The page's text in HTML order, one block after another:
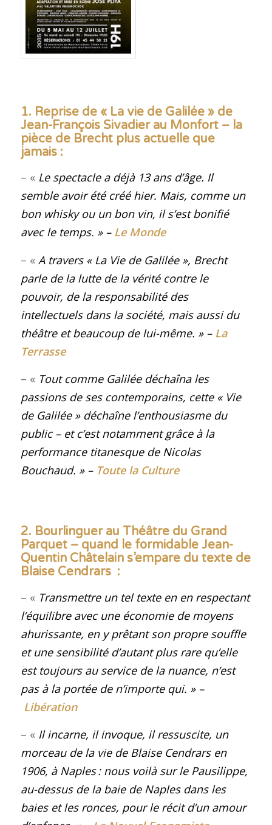
1. Reprise de « La vie de Galilée » de
Jean-François Sivadier au Monfort – la
pièce de Brecht plus actuelle que
jamais :
– « Le spectacle a déjà 13 ans d’âge. Il
semble avoir été créé hier. Mais, comme un
bon whisky ou un bon vin, il s’est bonifié
avec le temps. » – Le Monde
– « A travers « La Vie de Galilée », Brecht
parle de la lutte de la vérité contre le
pouvoir, de la responsabilité des
intellectuels dans la société, mais aussi du
théâtre et beaucoup de lui-même. » – La
Terrasse
– « Tout comme Galilée déchaîna les
passions de ses contemporains, cette « Vie
de Galilée » déchaîne l’enthousiasme du
public – et c’est notamment grâce à la
performance titanesque de Nicolas
Bouchaud. » – Toute la Culture
2. Bourlinguer au Théâtre du Grand
Parquet – quand le formidable Jean-
Quentin Châtelain s’empare du texte de
Blaise Cendrars :
– « Transmettre un tel texte en en respectant
l’équilibre avec une économie de moyens
ahurissante, en y prêtant son propre souffle
et une sensibilité d’autant plus rare qu’elle
est toujours au service de la nuance, n’est
pas à la portée de n’importe qui. » –
Libération
– « Il incarne, il invoque, il ressuscite, un
morceau de la vie de Blaise Cendrars en
1906, à Naples : nous voilà sur le Pausilippe,
au-dessus de la baie de Naples dans les
baies et les ronces, pour le récit d’un amour